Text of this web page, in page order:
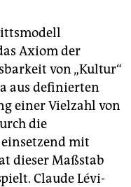
Axiom der
von „Kultur“
aus definierten
einer Vielzahl von
die
mit
dieser Maßstab
Claude Lévi-